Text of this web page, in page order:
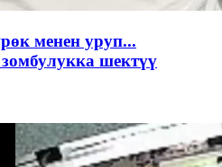
менен уруп...
шектүү